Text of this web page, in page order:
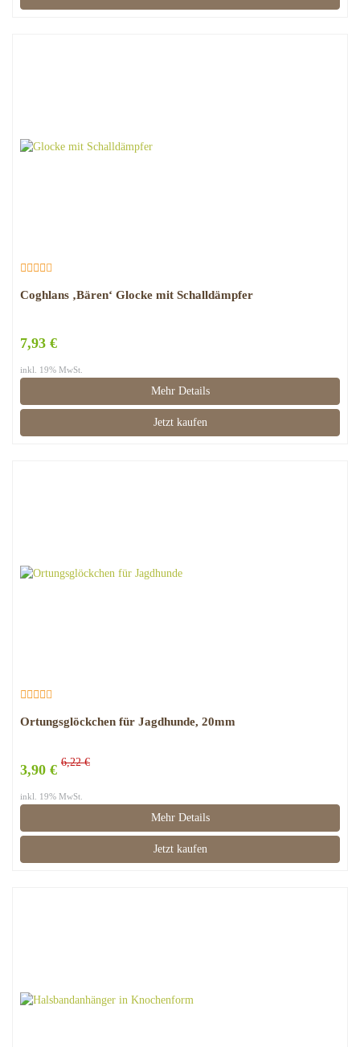
Coghlans ‚Bären‘ Glocke mit Schalldämpfer
7,93 €
inkl. 19% MwSt.
Mehr Details
Jetzt kaufen
Ortungsglöckchen für Jagdhunde, 20mm
3,90 € 6,22 €
inkl. 19% MwSt.
Mehr Details
Jetzt kaufen